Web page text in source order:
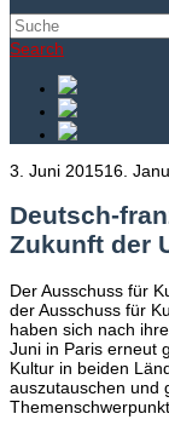
Search
3. Juni 201516.
Deutsch-
Zukunft der
Der Ausschuss für
der Ausschuss für
haben sich nach
Juni in Paris erneut
Kultur in beiden
auszutauschen und